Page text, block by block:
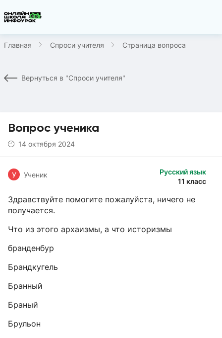
Главная Спроси учителя Страница вопроса
Вернуться в "Спроси учителя"
Вопрос ученика
14 октября 2024
Русский язык
11 класс
У Ученик
Здравствуйте помогите пожалуйста, ничего не
получается.
Что из этого архаизмы, а что историзмы
бранденбур
Брандкугель
Бранный
Браный
Брульон